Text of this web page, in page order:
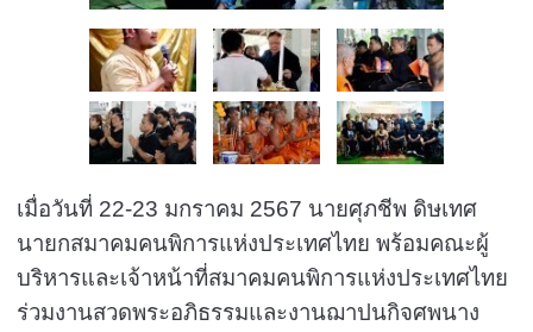
เมื่อวันที่ 22-23 มกราคม 2567 นายศุภชีพ ดิษเทศ
นายกสมาคมคนพิการแห่งประเทศไทย พร้อมคณะผู้
บริหารและเจ้าหน้าที่สมาคมคนพิการแห่งประเทศไทย
ร่วมงานสวดพระอภิธรรมและงานฌาปนกิจศพนาง